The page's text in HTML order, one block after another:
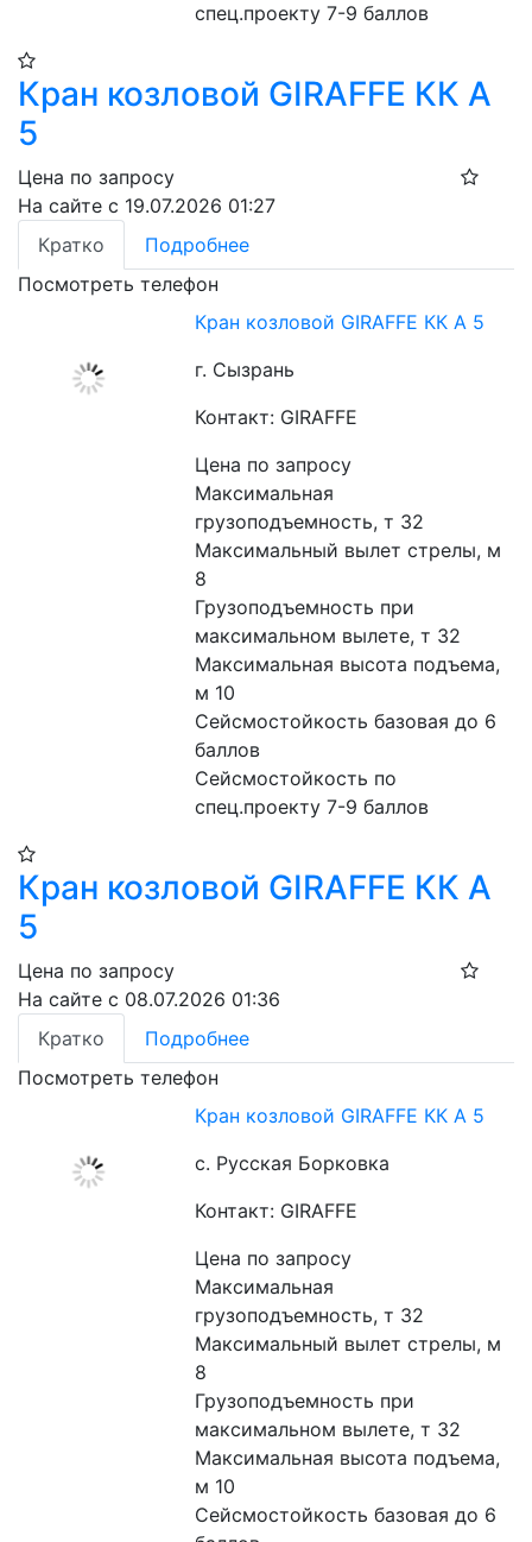
спец.проекту 7-9 баллов
Кран козловой GIRAFFE КК А
5
Цена по запросу
На сайте с 19.07.2026 01:27
Кратко
Подробнее
Посмотреть телефон
Кран козловой GIRAFFE КК А 5
г. Сызрань
Контакт: GIRAFFE
Цена по запросу
Максимальная
грузоподъемность, т 32
Максимальный вылет стрелы, м
8
Грузоподъемность при
максимальном вылете, т 32
Максимальная высота подъема,
м 10
Сейсмостойкость базовая до 6
баллов
Сейсмостойкость по
спец.проекту 7-9 баллов
Кран козловой GIRAFFE КК А
5
Цена по запросу
На сайте с 08.07.2026 01:36
Кратко
Подробнее
Посмотреть телефон
Кран козловой GIRAFFE КК А 5
с. Русская Борковка
Контакт: GIRAFFE
Цена по запросу
Максимальная
грузоподъемность, т 32
Максимальный вылет стрелы, м
8
Грузоподъемность при
максимальном вылете, т 32
Максимальная высота подъема,
м 10
Сейсмостойкость базовая до 6